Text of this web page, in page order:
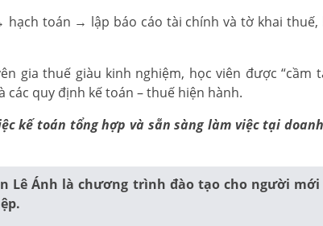
toán → lập báo cáo tài chính và tờ khai
gia thuế giàu kinh nghiệm, học viên được “cầm
các quy định kế toán – thuế hiện hành.
kế toán tổng hợp và sẵn sàng làm việc tại
Lê Ánh là chương trình đào tạo cho người